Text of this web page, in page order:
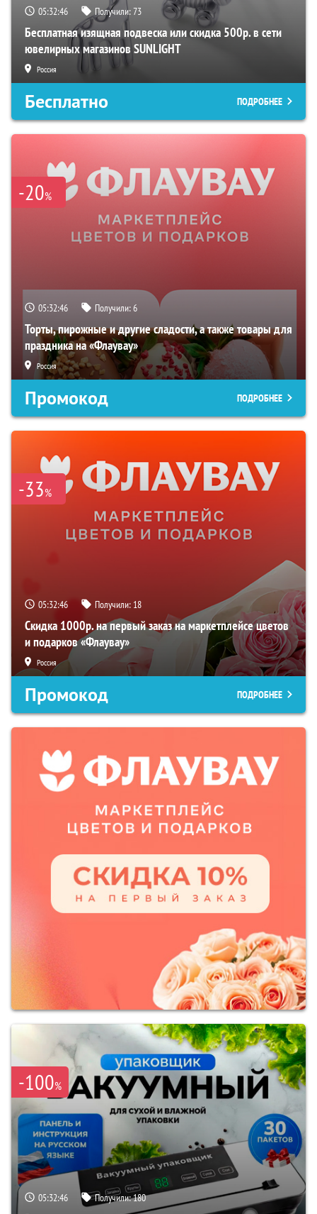
05:32:45 Получили:73
Бесплатная изящная подвеска или скидка 500р. в сети
ювелирных магазинов SUNLIGHT
Россия
Бесплатно ПОДРОБНЕЕ
-20%
05:32:45 Получили:6
Торты, пирожные и другие сладости, а также товары для
праздника на «Флаувау»
Россия
Промокод ПОДРОБНЕЕ
-33%
05:32:45 Получили: 18
Скидка 1000р. на первый заказ на маркетплейсе цветов
и подарков «Флаувау»
Россия
Промокод ПОДРОБНЕЕ
-100%
05:32:45 Получили:180